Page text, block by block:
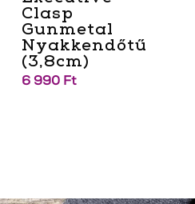
Clasp
Gunmetal
Nyakkendőtű
(3,8cm)
6 990 Ft